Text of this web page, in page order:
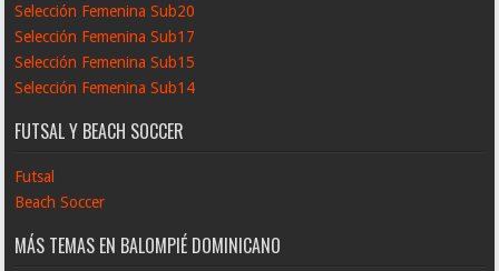
Selección Femenina Sub20
Selección Femenina Sub17
Selección Femenina Sub15
Selección Femenina Sub14
FUTSAL Y BEACH SOCCER
Futsal
Beach Soccer
MÁS TEMAS EN BALOMPIÉ DOMINICANO